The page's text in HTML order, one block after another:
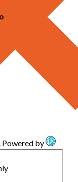
Powered by